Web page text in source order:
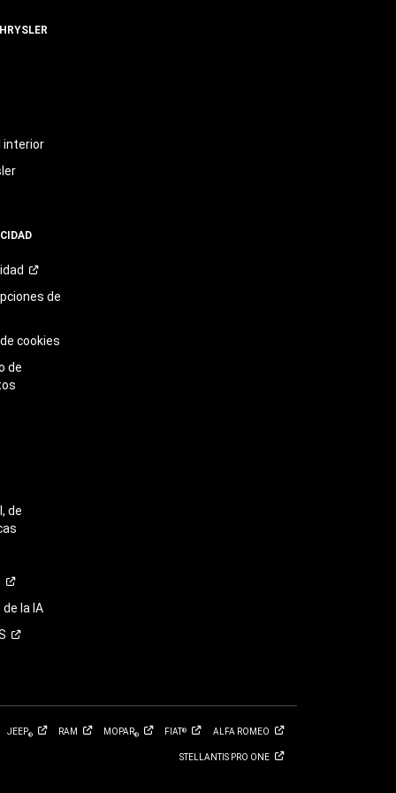
interior
de
cookies
de
de
la IA
JEEP® RAM MOPAR® FIAT® ALFA ROMEO
STELLANTIS PRO ONE